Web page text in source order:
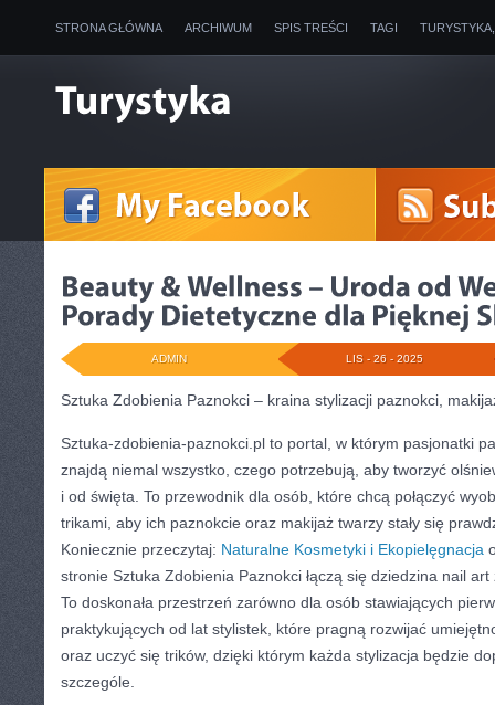
STRONA GŁÓWNA ARCHIWUM SPIS TREŚCI TAGI
LIS - 26 - 2025
ADMIN
Sztuka Zdobienia Paznokci – kraina stylizacji paznokci,
Sztuka-zdobienia-paznokci.pl to portal, w którym pasjonatki
znajdą niemal wszystko, czego potrzebują, aby tworzyć
i od święta. To przewodnik dla osób, które chcą połączyć
trikami, aby ich paznokcie oraz makijaż twarzy stały się
Koniecznie przeczytaj: Naturalne Kosmetyki i Ekopielęgnacja
stronie Sztuka Zdobienia Paznokci łączą się dziedzina nail
To doskonała przestrzeń zarówno dla osób stawiających
praktykujących od lat stylistek, które pragną rozwijać
oraz uczyć się trików, dzięki którym każda stylizacja będzie
szczególe.